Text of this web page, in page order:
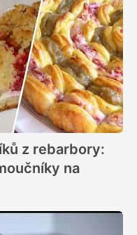
z rebarbory:
na